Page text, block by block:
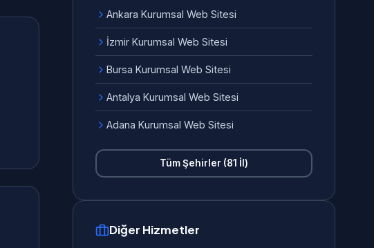
Ankara Kurumsal Web Sitesi
İzmir Kurumsal Web Sitesi
Bursa Kurumsal Web Sitesi
Antalya Kurumsal Web Sitesi
Adana Kurumsal Web Sitesi
Tüm Şehirler (81 İl)
Diğer Hizmetler